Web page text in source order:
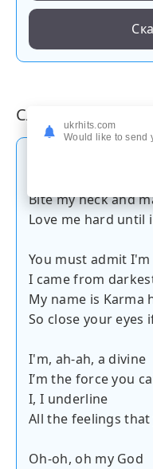
Слова пісні
Bite my neck and
Love me hard until
You must admit
I came from
My name is Karma
So close your eyes
I'm, ah-ah, a divine
I’m the force you
I, I underline
All the feelings
Oh-oh, oh my God
ukrhits.com
Would like to send